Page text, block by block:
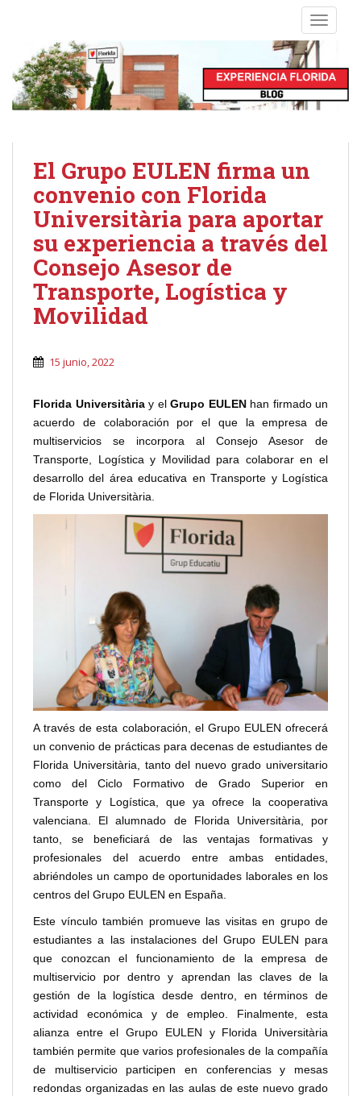
El Grupo EULEN firma un
convenio con Florida
Universitària para aportar
su experiencia a través del
Consejo Asesor de
Transporte, Logística y
Movilidad
15 junio, 2022
Florida Universitàriay el Grupo EULENhan firmado un
acuerdo de colaboración por el que la empresa de
multiservicios se incorpora al Consejo Asesor de
Transporte, Logística y Movilidad para colaborar en el
desarrollo del área educativa en Transporte y Logística
de Florida Universitària.
A través de esta colaboración, el Grupo EULEN ofrecerá
un convenio de prácticas para decenas de estudiantes de
Florida Universitària, tanto del nuevo grado universitario
como del Ciclo Formativo de Grado Superior en
Transporte y Logística, que ya ofrece la cooperativa
valenciana. El alumnado de Florida Universitària, por
tanto, se beneficiará de las ventajas formativas y
profesionales del acuerdo entre ambas entidades,
abriéndoles un campo de oportunidades laborales en los
centros del Grupo EULEN en España.
Este vínculo también promueve las visitas en grupo de
estudiantes a las instalaciones del Grupo EULEN para
que conozcan el funcionamiento de la empresa de
multiservicio por dentro y aprendan las claves de la
gestión de la logística desde dentro, en términos de
actividad económica y de empleo. Finalmente, esta
alianza entre el Grupo EULEN y Florida Universitària
también permite que varios profesionales de la compañía
de multiservicio participen en conferencias y mesas
redondas organizadas en las aulas de este nuevo grado